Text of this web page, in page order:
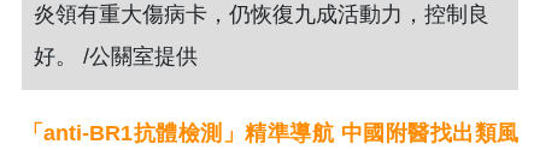
炎領有重大傷病卡，仍恢復九成活動力，控制良
好。 /公關室提供
「anti-BR1抗體檢測」精準導航 中國附醫找出類風